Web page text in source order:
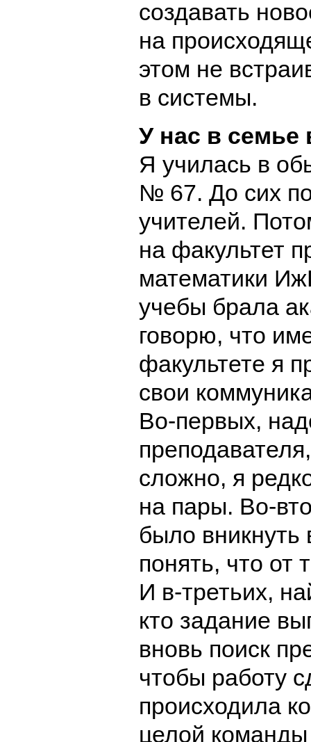
создавать
на
этом не
в системы.
У нас в семье
Я училась в
№ 67. До сих
учителей.
на факультет
математики
учебы брала
говорю, что
факультете я
свои
Во-первых,
сложно, я
на пары. Во-
было вникнуть
понять, что от
И в-третьих,
кто задание
вновь поиск
чтобы работу
происходила
целой